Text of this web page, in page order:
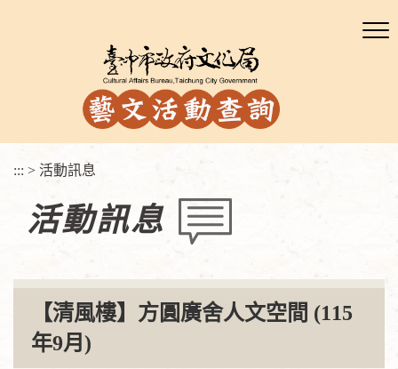
::: > 活動訊息
活動訊息
【清風樓】方圓廣舍人文空間 (115
年9月)